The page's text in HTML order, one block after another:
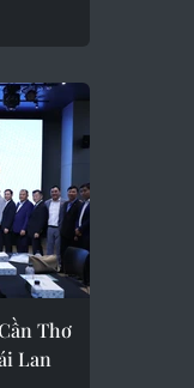
Thơ
Lan